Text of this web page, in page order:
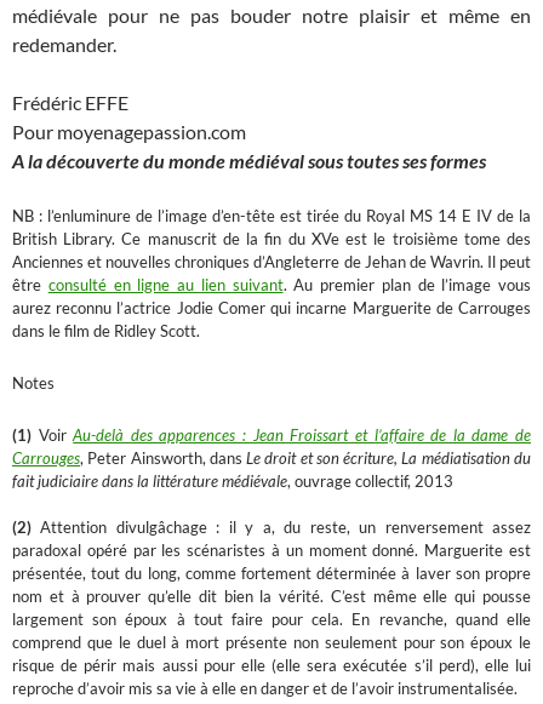
médiévale pour ne pas bouder notre plaisir et même en
redemander.
Frédéric EFFE
Pour moyenagepassion.com
A la découverte du monde médiéval sous toutes ses formes
NB : l’enluminure de l’image d’en-tête est tirée du Royal MS 14 E IV de la
British Library. Ce manuscrit de la fin du XVe est le troisième tome des
Anciennes et nouvelles chroniques d’Angleterre de Jehan de Wavrin. Il peut
être consulté en ligne au lien suivant. Au premier plan de l’image vous
aurez reconnu l’actrice Jodie Comer qui incarne Marguerite de Carrouges
dans le film de Ridley Scott.
Notes
(1) VoirAu-delà des apparences : Jean Froissart et l’affaire de la dame de
Carrouges, Peter Ainsworth, dansLe droit et son écriture, La médiatisation du
fait judiciaire dans la littérature médiévale, ouvrage collectif, 2013
(2) Attention divulgâchage : il y a, du reste, un renversement assez
paradoxal opéré par les scénaristes à un moment donné. Marguerite est
présentée, tout du long, comme fortement déterminée à laver son propre
nom et à prouver qu’elle dit bien la vérité. C’est même elle qui pousse
largement son époux à tout faire pour cela. En revanche, quand elle
comprend que le duel à mort présente non seulement pour son époux le
risque de périr mais aussi pour elle (elle sera exécutée s’il perd), elle lui
reproche d’avoir mis sa vie à elle en danger et de l’avoir instrumentalisée.